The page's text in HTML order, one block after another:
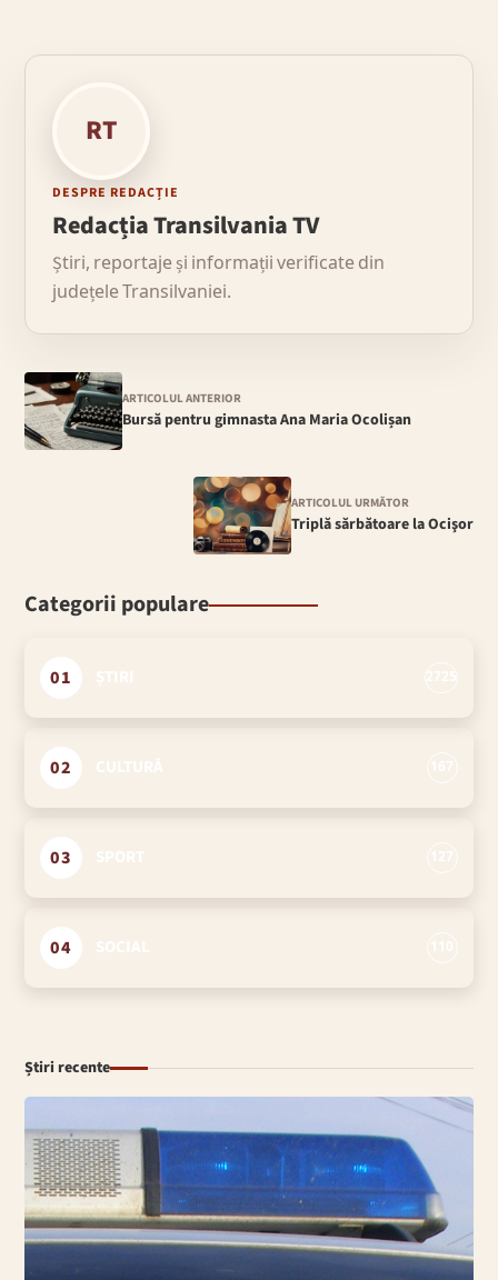
RT
DESPRE REDACȚIE
Redacția Transilvania TV
Știri, reportaje și informații verificate din
județele Transilvaniei.
ARTICOLUL ANTERIOR
Bursă pentru gimnasta Ana Maria Ocolișan
ARTICOLUL URMĂTOR
Triplă sărbătoare la Ocişor
Categorii populare
01
02
03
04
Știri recente